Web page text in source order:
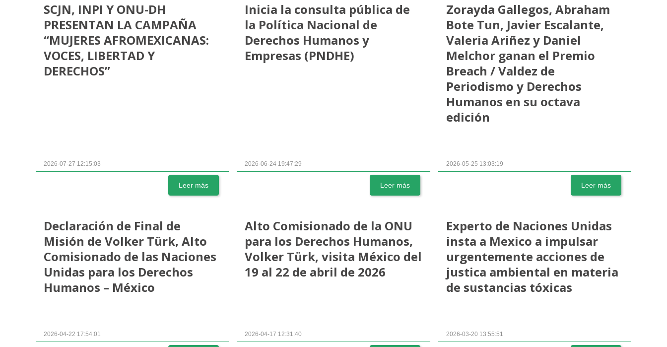
SCJN, INPI Y ONU-DH
PRESENTAN LA CAMPAÑA
“MUJERES AFROMEXICANAS:
VOCES, LIBERTAD Y
DERECHOS”
2026-07-27 12:15:03
Leer más
Inicia la consulta pública de
la Política Nacional de
Derechos Humanos y
Empresas (PNDHE)
2026-06-24 19:47:29
Leer más
Zorayda Gallegos, Abraham
Bote Tun, Javier Escalante,
Valeria Ariñez y Daniel
Melchor ganan el Premio
Breach / Valdez de
Periodismo y Derechos
Humanos en su octava
edición
2026-05-25 13:03:19
Leer más
Declaración de Final de
Misión de Volker Türk, Alto
Comisionado de las Naciones
Unidas para los Derechos
Humanos – México
2026-04-22 17:54:01
Alto Comisionado de la ONU
para los Derechos Humanos,
Volker Türk, visita México del
19 al 22 de abril de 2026
2026-04-17 12:31:40
Experto de Naciones Unidas
insta a Mexico a impulsar
urgentemente acciones de
justica ambiental en materia
de sustancias tóxicas
2026-03-20 13:55:51